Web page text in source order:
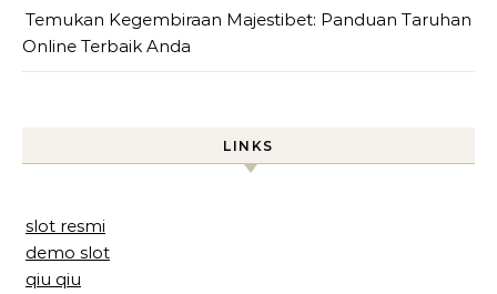
Temukan Kegembiraan Majestibet: Panduan Taruhan
Online Terbaik Anda
LINKS
slot resmi
demo slot
qiu qiu